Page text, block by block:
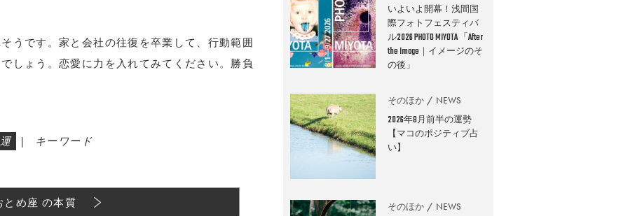
うです。家と会社の往復を卒業して、行動範囲
しょう。恋愛に力を入れてみてください。勝負
| キーワード
とめ座 の本質
いよいよ開幕！浅間国
際フォトフェスティバ
ル2026 PHOTO MIYOTA 「After
the Image｜イメージのそ
の後」
そのほか NEWS
2026年8月前半の運勢
【マコのポジティブ占
い】
そのほか NEWS